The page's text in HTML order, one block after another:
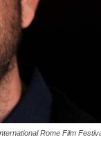
Rome Film